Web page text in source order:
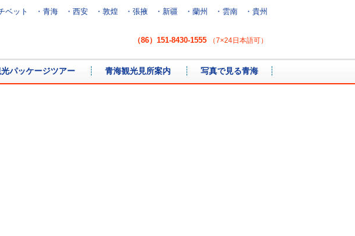
ベット ・青海 ・西安 ・敦煌 ・張掖 ・新疆 ・蘭州 ・雲南 ・貴州
（86）151-8430-1555 （7×24日本語可）
パッケージツアー 青海観光見所案内 写真で見る青海